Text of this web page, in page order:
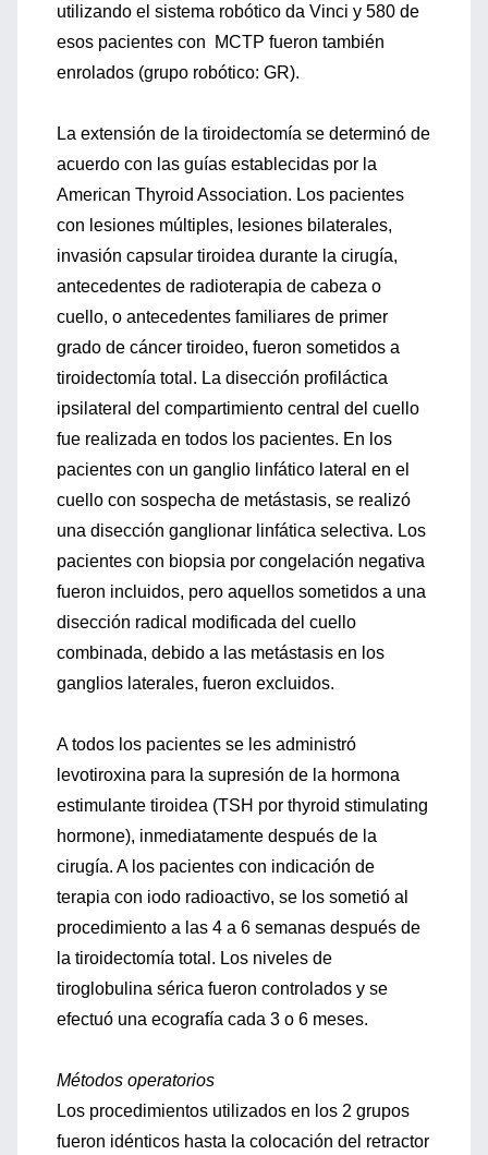
utilizando el sistema robótico da Vinci y 580 de
esos pacientes con MCTP fueron también
enrolados (grupo robótico: GR).
La extensión de la tiroidectomía se determinó de
acuerdo con las guías establecidas por la
American Thyroid Association. Los pacientes
con lesiones múltiples, lesiones bilaterales,
invasión capsular tiroidea durante la cirugía,
antecedentes de radioterapia de cabeza o
cuello, o antecedentes familiares de primer
grado de cáncer tiroideo, fueron sometidos a
tiroidectomía total. La disección profiláctica
ipsilateral del compartimiento central del cuello
fue realizada en todos los pacientes. En los
pacientes con un ganglio linfático lateral en el
cuello con sospecha de metástasis, se realizó
una disección ganglionar linfática selectiva. Los
pacientes con biopsia por congelación negativa
fueron incluidos, pero aquellos sometidos a una
disección radical modificada del cuello
combinada, debido a las metástasis en los
ganglios laterales, fueron excluidos.
A todos los pacientes se les administró
levotiroxina para la supresión de la hormona
estimulante tiroidea (TSH por thyroid stimulating
hormone), inmediatamente después de la
cirugía. A los pacientes con indicación de
terapia con iodo radioactivo, se los sometió al
procedimiento a las 4 a 6 semanas después de
la tiroidectomía total. Los niveles de
tiroglobulina sérica fueron controlados y se
efectuó una ecografía cada 3 o 6 meses.
Métodos operatorios
Los procedimientos utilizados en los 2 grupos
fueron idénticos hasta la colocación del retractor